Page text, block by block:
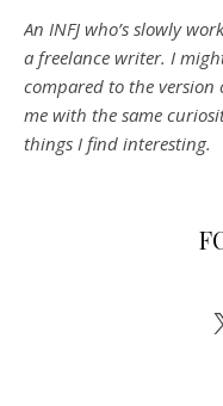
An INFJ who’s slowly
a freelance writer. I
compared to the
me with the same
things I find interesting.
X